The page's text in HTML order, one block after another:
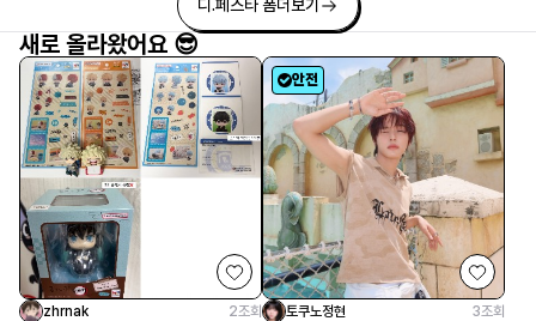
디.페스타 폼더보기
새로 올라왔어요 😎
zhrnak 2조회
안전
토쿠노정현 3조회